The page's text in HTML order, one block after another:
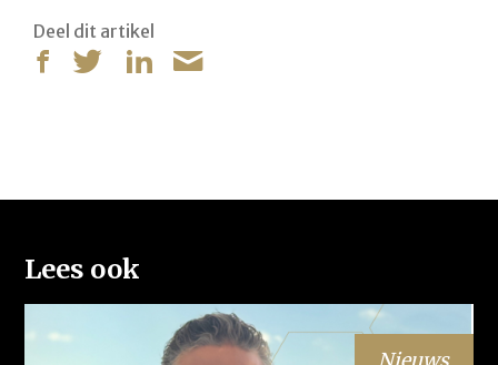
Deel dit artikel
Lees ook